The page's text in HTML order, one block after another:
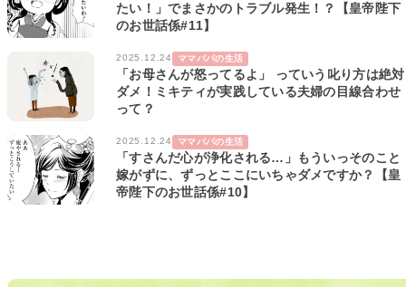
たい！」でまさかのトラブル発生！？【皇帝陛下
のお世話係#11】
2025.12.24 ママパパの生活
「お母さんが怒ってるよ」 っていう叱り方は絶対
ダメ！ミキティが実践している夫婦の目線合わせ
って？
2025.12.24 ママパパの生活
「すさんだ心が浄化される…」もういっそのこと
嫁がずに、ずっとここにいちゃダメですか？【皇
帝陛下のお世話係#10】